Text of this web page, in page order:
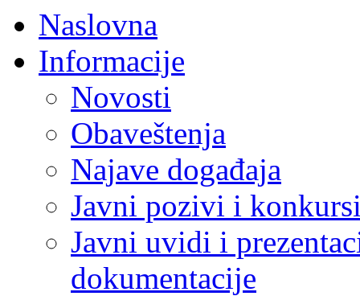
Naslovna
Informacije
Novosti
Obaveštenja
Najave događaja
Javni pozivi i
Javni uvidi i
dokumentacije